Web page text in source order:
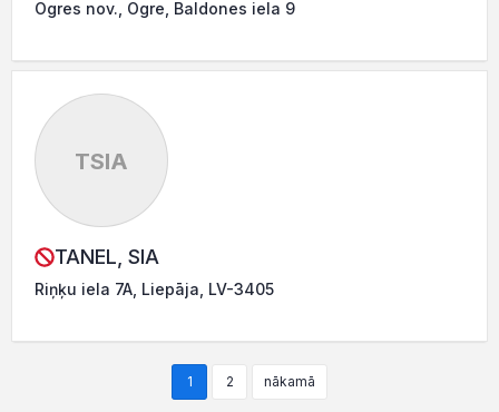
Ogres nov., Ogre, Baldones iela 9
TSIA
TANEL, SIA
Riņķu iela 7A, Liepāja, LV-3405
1 2 nākamā